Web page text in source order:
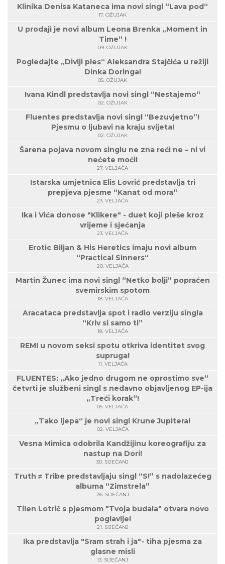
Klinika Denisa Kataneca ima novi singl “Lava pod“
17. OŽUJAK
U prodaji je novi album Leona Brenka „Moment in
Time“ !
09. OŽUJAK
Pogledajte „Divlji ples“ Aleksandra Stajčića u režiji
Dinka Doringa!
05. OŽUJAK
Ivana Kindl predstavlja novi singl “Nestajemo“
02. OŽUJAK
Fluentes predstavlja novi singl “Bezuvjetno”!
Pjesmu o ljubavi na kraju svijeta!
02. OŽUJAK
Šarena pojava novom singlu ne zna reći ne – ni vi
nećete moći!
27. VELJAČA
Istarska umjetnica Elis Lovrić predstavlja tri
prepjeva pjesme “Kanat od mora“
23. VELJAČA
Ika i Vića donose "Klikere" - duet koji pleše kroz
vrijeme i sjećanja
23. VELJAČA
Erotic Biljan & His Heretics imaju novi album
“Practical Sinners“
20. VELJAČA
Martin Žunec ima novi singl “Netko bolji” popraćen
svemirskim spotom
18. VELJAČA
Aracataca predstavlja spot i radio verziju singla
“Kriv si samo ti”
18. VELJAČA
REMI u novom seksi spotu otkriva identitet svog
supruga!
11. VELJAČA
FLUENTES: „Ako jedno drugom ne oprostimo sve“
četvrti je službeni singl s nedavno objavljenog EP-ija
„Treći korak“!
05. VELJAČA
„Tako ljepa“ je novi singl Krune Jupitera!
02. VELJAČA
Vesna Mimica odobrila Kandžijinu koreografiju za
nastup na Dori!
30. SIJEČANJ
Truth ≠ Tribe predstavljaju singl “S!” s nadolazećeg
albuma “Zimstrela”
26. SIJEČANJ
Tilen Lotrič s pjesmom "Tvoja budala" otvara novo
poglavlje!
21. SIJEČANJ
Ika predstavlja "Sram strah i ja"- tiha pjesma za
glasne misli
13. SIJEČANJ